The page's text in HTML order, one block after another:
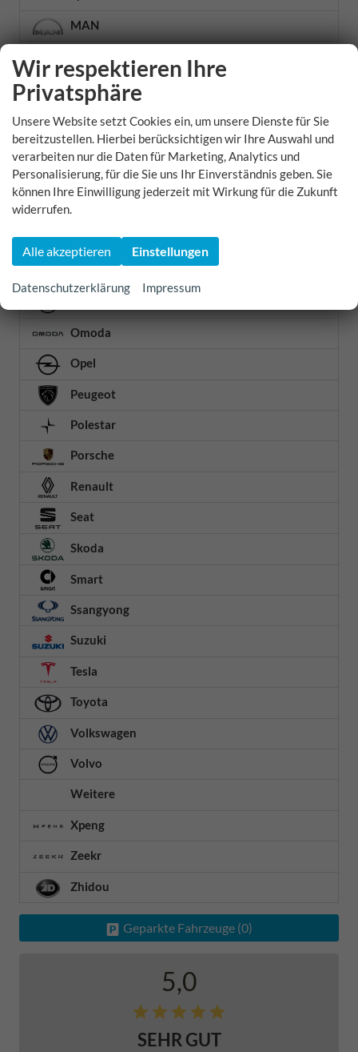
MAN
Maxus
Mazda
Mercedes-Benz
MG
Microlino
MINI
Mitsubishi
Omoda
Opel
Peugeot
Polestar
Porsche
Renault
Seat
Skoda
Smart
Ssangyong
Suzuki
Tesla
Toyota
Volkswagen
Volvo
Weitere
Xpeng
Zeekr
Zhidou
Geparkte Fahrzeuge (0)
5,0
SEHR GUT
Wir respektieren Ihre
Privatsphäre
Unsere Website setzt Cookies ein, um unsere Dienste für Sie
bereitzustellen. Hierbei berücksichtigen wir Ihre Auswahl und
verarbeiten nur die Daten für Marketing, Analytics und
Personalisierung, für die Sie uns Ihr Einverständnis geben. Sie
können Ihre Einwilligung jederzeit mit Wirkung für die Zukunft
widerrufen.
Alle akzeptieren Einstellungen
Datenschutzerklärung Impressum